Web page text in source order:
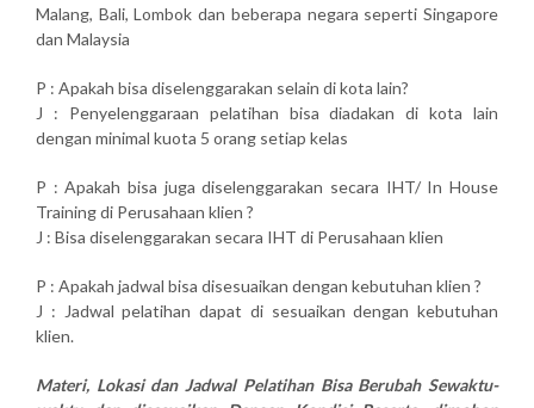
Malang, Bali, Lombok dan beberapa negara seperti Singapore
dan Malaysia
P : Apakah bisa diselenggarakan selain di kota lain?
J : Penyelenggaraan pelatihan bisa diadakan di kota lain
dengan minimal kuota 5 orang setiap kelas
P : Apakah bisa juga diselenggarakan secara IHT/ In House
Training di Perusahaan klien ?
J : Bisa diselenggarakan secara IHT di Perusahaan klien
P : Apakah jadwal bisa disesuaikan dengan kebutuhan klien ?
J : Jadwal pelatihan dapat di sesuaikan dengan kebutuhan
klien.
Materi, Lokasi dan Jadwal Pelatihan Bisa Berubah Sewaktu-